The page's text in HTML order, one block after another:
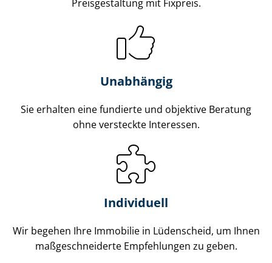
Preisgestaltung mit Fixpreis.
Unabhängig
Sie erhalten eine fundierte und objektive Beratung
ohne versteckte Interessen.
Individuell
Wir begehen Ihre Immobilie in Lüdenscheid, um Ihnen
maß­ge­schnei­der­te Empfehlungen zu geben.